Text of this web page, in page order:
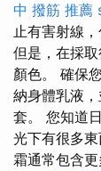
中 撥筋 推薦
止有害射線
但是，在採
顏色。 確保
納身體乳液
套。 您知道
光下有很多
霜通常包含更